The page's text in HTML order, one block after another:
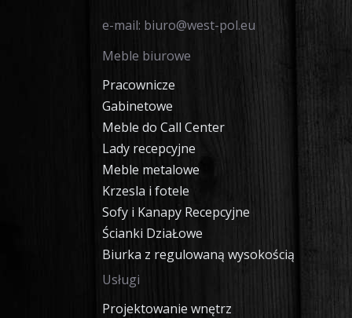
e-mail: biuro@west-pol.eu
Meble biurowe
Pracownicze
Gabinetowe
Meble do Call Center
Lady recepcyjne
Meble metalowe
Krzesla i fotele
Sofy i Kanapy Recepcyjne
Ścianki DziaŁowe
Biurka z regulowaną wysokością
Usługi
Projektowanie wnętrz